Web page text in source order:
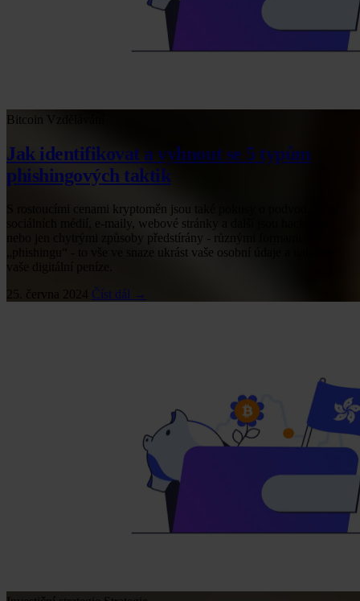
Bitcoin Vzdělávání
Jak identifikovat a vyhnout se 5 typům
phishingových taktik
S rostoucími cenami kryptoměn jsou také pokusy o podvod. Účty
sociálních médií, e-maily, webové stránky a další jsou hacknuty
nebo jen chytrými způsoby předstírány - různými formami
„phishingu“ - to vše ve snaze ukrást vaše osobní údaje a nakonec
Číst dál →